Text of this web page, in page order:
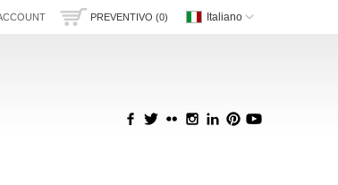
Italiano
PREVENTIVO (0)